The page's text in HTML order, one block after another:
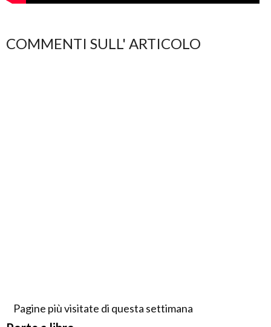
COMMENTI SULL' ARTICOLO
Pagine più visitate di questa settimana